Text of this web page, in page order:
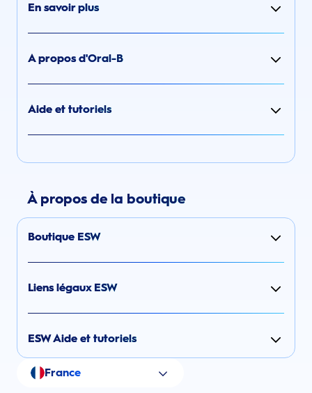
En savoir plus
A propos d'Oral-B
Aide et tutoriels
À propos de la boutique
Boutique ESW
Liens légaux ESW
ESW Aide et tutoriels
France